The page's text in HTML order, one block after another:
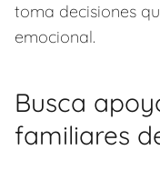
toma decisiones
emocional.
Busca
familiares